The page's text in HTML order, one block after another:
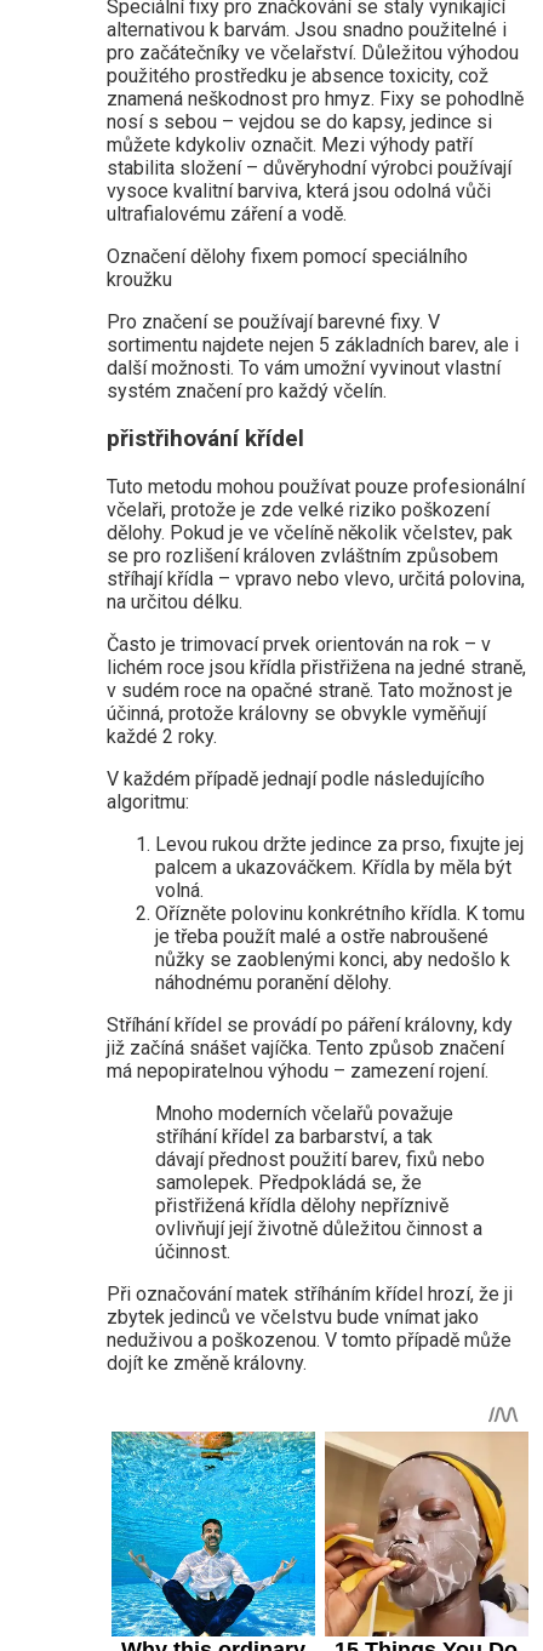
Speciální fixy pro značkování se staly vynikající
alternativou k barvám. Jsou snadno použitelné i
pro začátečníky ve včelařství. Důležitou výhodou
použitého prostředku je absence toxicity, což
znamená neškodnost pro hmyz. Fixy se pohodlně
nosí s sebou – vejdou se do kapsy, jedince si
můžete kdykoliv označit. Mezi výhody patří
stabilita složení – důvěryhodní výrobci používají
vysoce kvalitní barviva, která jsou odolná vůči
ultrafialovému záření a vodě.
Označení dělohy fixem pomocí speciálního
kroužku
Pro značení se používají barevné fixy. V
sortimentu najdete nejen 5 základních barev, ale i
další možnosti. To vám umožní vyvinout vlastní
systém značení pro každý včelín.
přistřihování křídel
Tuto metodu mohou používat pouze profesionální
včelaři, protože je zde velké riziko poškození
dělohy. Pokud je ve včelíně několik včelstev, pak
se pro rozlišení královen zvláštním způsobem
stříhají křídla – vpravo nebo vlevo, určitá polovina,
na určitou délku.
Často je trimovací prvek orientován na rok – v
lichém roce jsou křídla přistřižena na jedné straně,
v sudém roce na opačné straně. Tato možnost je
účinná, protože královny se obvykle vyměňují
každé 2 roky.
V každém případě jednají podle následujícího
algoritmu:
Levou rukou držte jedince za prso, fixujte jej
palcem a ukazováčkem. Křídla by měla být
volná.
Ořízněte polovinu konkrétního křídla. K tomu
je třeba použít malé a ostře nabroušené
nůžky se zaoblenými konci, aby nedošlo k
náhodnému poranění dělohy.
Stříhání křídel se provádí po páření královny, kdy
již začíná snášet vajíčka. Tento způsob značení
má nepopiratelnou výhodu – zamezení rojení.
Mnoho moderních včelařů považuje
stříhání křídel za barbarství, a tak
dávají přednost použití barev, fixů nebo
samolepek. Předpokládá se, že
přistřižená křídla dělohy nepříznivě
ovlivňují její životně důležitou činnost a
účinnost.
Při označování matek stříháním křídel hrozí, že ji
zbytek jedinců ve včelstvu bude vnímat jako
neduživou a poškozenou. V tomto případě může
dojít ke změně královny.